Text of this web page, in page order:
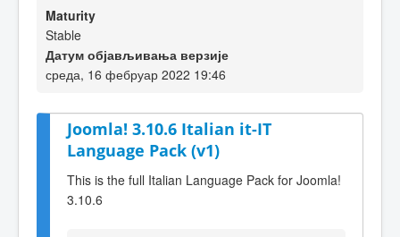
Maturity
Stable
Датум објављивања верзије
среда, 16 фебруар 2022 19:46
Joomla! 3.10.6 Italian it-IT
Language Pack (v1)
This is the full Italian Language Pack for Joomla!
3.10.6